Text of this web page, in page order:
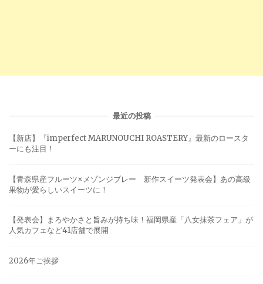
最近の投稿
【新店】『imperfect MARUNOUCHI ROASTERY』最新のロースタ
ーにも注目！
【青森県産フルーツ×メゾンジブレー 新作スイーツ発表会】あの高級
果物が愛らしいスイーツに！
【発表会】まろやかさと旨みが持ち味！福岡県産「八女抹茶フェア」が
人気カフェなど41店舗で展開
2026年ご挨拶